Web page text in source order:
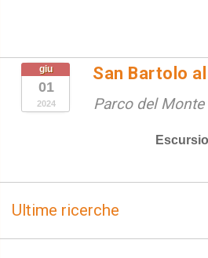
giu
01
2024
San Bartolo
Parco del
Ultime ricerche